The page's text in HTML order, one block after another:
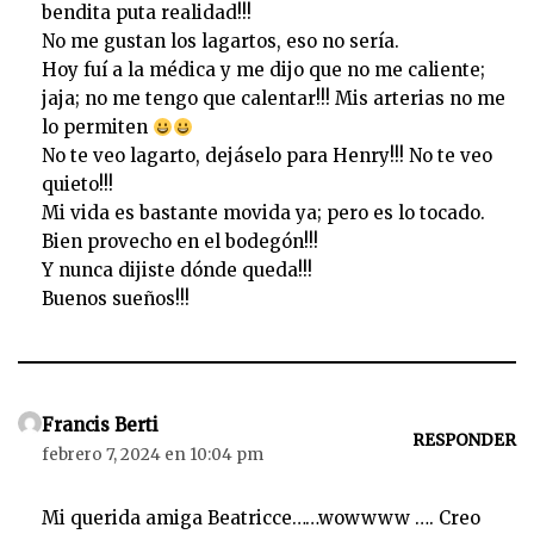
bendita puta realidad!!!
No me gustan los lagartos, eso no sería.
Hoy fuí a la médica y me dijo que no me caliente;
jaja; no me tengo que calentar!!! Mis arterias no me
lo permiten
No te veo lagarto, dejáselo para Henry!!! No te veo
quieto!!!
Mi vida es bastante movida ya; pero es lo tocado.
Bien provecho en el bodegón!!!
Y nunca dijiste dónde queda!!!
Buenos sueños!!!
Francis Berti
febrero 7, 2024 en 10:04 pm
RESPONDER
Mi querida amiga Beatricce……wowwww …. Creo